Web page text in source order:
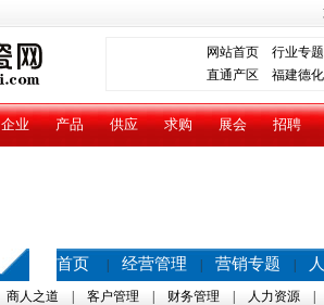
网站首页
行业专题
直通产区 福建德化
企业 产品 供应 求购 展会 招聘
首页 经营管理 营销专题
商人之道 客户管理 财务管理 人力资源